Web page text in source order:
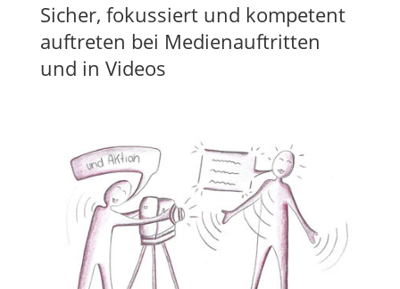
Sicher, fokussiert und kompetent
auftreten bei Medienauftritten
und in Videos